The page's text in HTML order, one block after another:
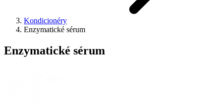
Kondicionéry
Enzymatické sérum
Enzymatické sérum